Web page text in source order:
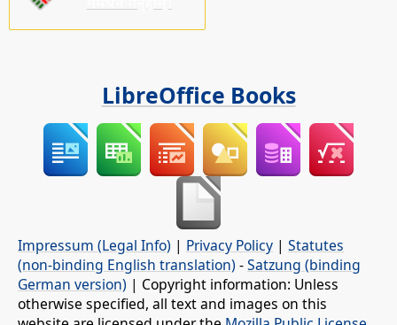
LibreOffice Books
Impressum (Legal Info) | Privacy Policy | Statutes
(non-binding English translation) -Satzung (binding
German version) | Copyright information: Unless
otherwise specified, all text and images on this